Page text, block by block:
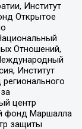
Институт
Открытое
Отношений,
Международный
Институт
центр
фонд Маршалла
защиты